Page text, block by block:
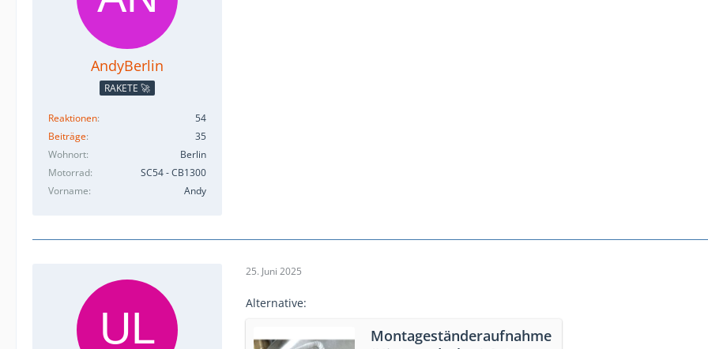
AndyBerlin
RAKETE 🚀
Reaktionen
54
Beiträge
35
Wohnort
Berlin
Motorrad
SC54 - CB1300
Vorname
Andy
25. Juni 2025
Alternative:
Montageständeraufnahme